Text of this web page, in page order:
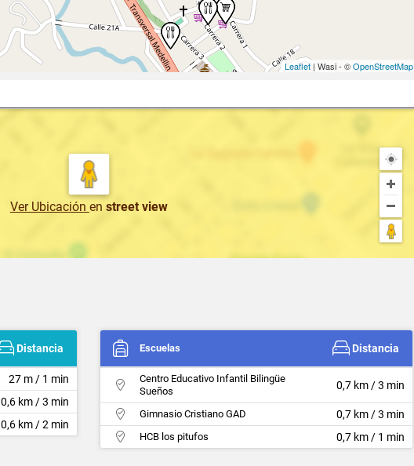
Leaflet| Wasi - ©OpenStreetMap
Ver Ubicación en street view
Distancia
27 m / 1 min
0,6 km / 3 min
0,6 km / 2 min
Escuelas Distancia
Centro Educativo Infantil Bilingüe
Sueños
0,7 km / 3 min
Gimnasio Cristiano GAD 0,7 km / 3 min
HCB los pitufos 0,7 km / 1 min